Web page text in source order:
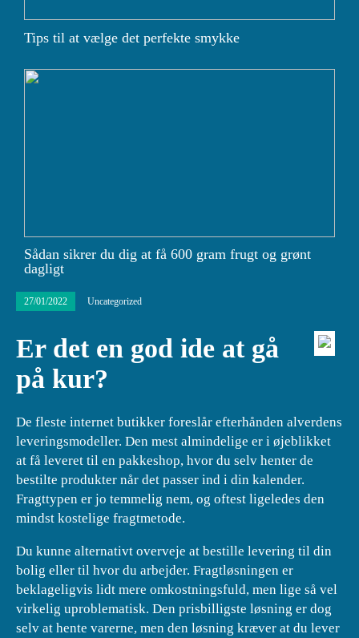
Tips til at vælge det perfekte smykke
Sådan sikrer du dig at få 600 gram frugt og grønt
dagligt
27/01/2022 Uncategorized
Er det en god ide at gå
på kur?
De fleste internet butikker foreslår efterhånden alverdens
leveringsmodeller. Den mest almindelige er i øjeblikket
at få leveret til en pakkeshop, hvor du selv henter de
bestilte produkter når det passer ind i din kalender.
Fragttypen er jo temmelig nem, og oftest ligeledes den
mindst kostelige fragtmetode.
Du kunne alternativt overveje at bestille levering til din
bolig eller til hvor du arbejder. Fragtløsningen er
beklageligvis lidt mere omkostningsfuld, men lige så vel
virkelig uproblematisk. Den prisbilligste løsning er dog
selv at hente varerne, men den løsning kræver at du lever